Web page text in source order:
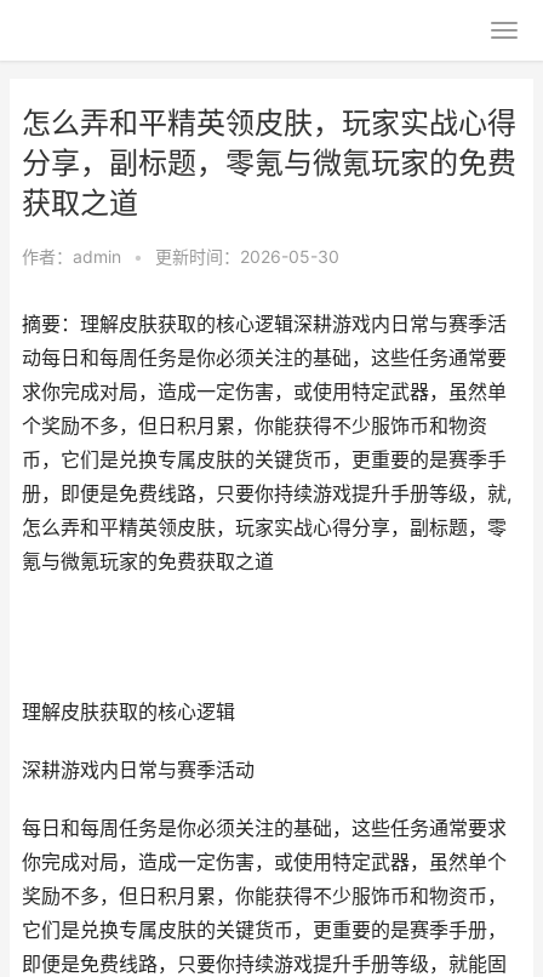
怎么弄和平精英领皮肤，玩家实战心得
分享，副标题，零氪与微氪玩家的免费
获取之道
作者： admin • 更新时间：2026-05-30
摘要：理解皮肤获取的核心逻辑深耕游戏内日常与赛季活
动每日和每周任务是你必须关注的基础，这些任务通常要
求你完成对局，造成一定伤害，或使用特定武器，虽然单
个奖励不多，但日积月累，你能获得不少服饰币和物资
币，它们是兑换专属皮肤的关键货币，更重要的是赛季手
册，即便是免费线路，只要你持续游戏提升手册等级，就,
怎么弄和平精英领皮肤，玩家实战心得分享，副标题，零
氪与微氪玩家的免费获取之道
理解皮肤获取的核心逻辑
深耕游戏内日常与赛季活动
每日和每周任务是你必须关注的基础，这些任务通常要求
你完成对局，造成一定伤害，或使用特定武器，虽然单个
奖励不多，但日积月累，你能获得不少服饰币和物资币，
它们是兑换专属皮肤的关键货币，更重要的是赛季手册，
即便是免费线路，只要你持续游戏提升手册等级，就能固